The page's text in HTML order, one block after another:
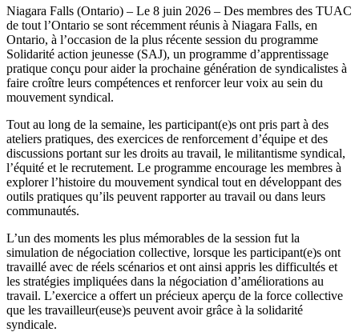
Niagara Falls (Ontario) – Le 8 juin 2026 – Des membres des TUAC
de tout l’Ontario se sont récemment réunis à Niagara Falls, en
Ontario, à l’occasion de la plus récente session du programme
Solidarité action jeunesse (SAJ), un programme d’apprentissage
pratique conçu pour aider la prochaine génération de syndicalistes à
faire croître leurs compétences et renforcer leur voix au sein du
mouvement syndical.
Tout au long de la semaine, les participant(e)s ont pris part à des
ateliers pratiques, des exercices de renforcement d’équipe et des
discussions portant sur les droits au travail, le militantisme syndical,
l’équité et le recrutement. Le programme encourage les membres à
explorer l’histoire du mouvement syndical tout en développant des
outils pratiques qu’ils peuvent rapporter au travail ou dans leurs
communautés.
L’un des moments les plus mémorables de la session fut la
simulation de négociation collective, lorsque les participant(e)s ont
travaillé avec de réels scénarios et ont ainsi appris les difficultés et
les stratégies impliquées dans la négociation d’améliorations au
travail. L’exercice a offert un précieux aperçu de la force collective
que les travailleur(euse)s peuvent avoir grâce à la solidarité
syndicale.